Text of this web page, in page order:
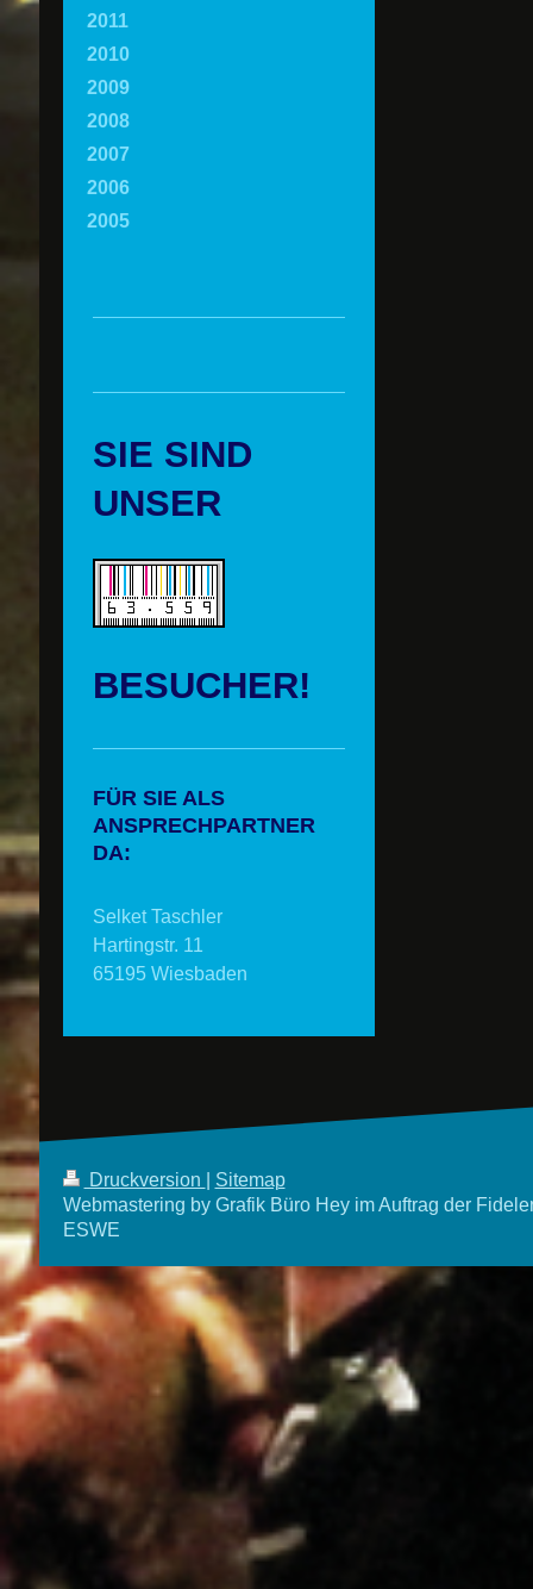
2011
2010
2009
2008
2007
2006
2005
SIE SIND
UNSER
BESUCHER!
FÜR SIE ALS
ANSPRECHPARTNER
DA:
Selket Taschler
Hartingstr. 11
65195 Wiesbaden
Druckversion
Sitemap
Webmastering by Grafik Büro Hey im Auftrag der
ESWE